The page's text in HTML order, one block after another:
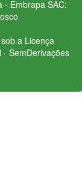
- Embrapa SAC:
a Licença
SemDerivações